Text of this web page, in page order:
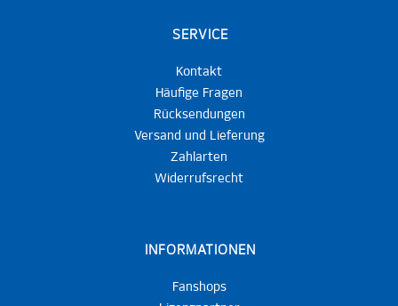
SERVICE
Kontakt
Häufige Fragen
Rücksendungen
Versand und Lieferung
Zahlarten
Widerrufsrecht
INFORMATIONEN
Fanshops